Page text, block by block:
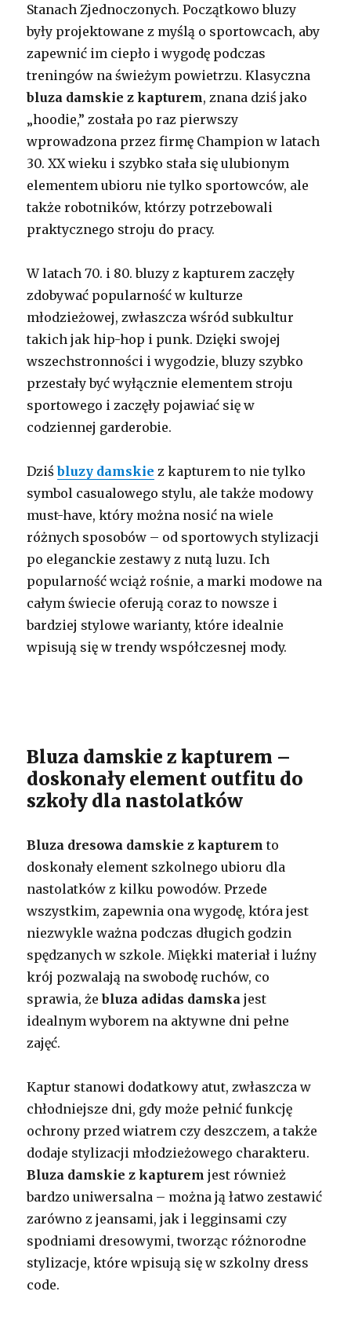
Stanach Zjednoczonych. Początkowo bluzy
były projektowane z myślą o sportowcach, aby
zapewnić im ciepło i wygodę podczas
treningów na świeżym powietrzu. Klasyczna
bluza damskie z kapturem, znana dziś jako
„hoodie,” została po raz pierwszy
wprowadzona przez firmę Champion w latach
30. XX wieku i szybko stała się ulubionym
elementem ubioru nie tylko sportowców, ale
także robotników, którzy potrzebowali
praktycznego stroju do pracy.
W latach 70. i 80. bluzy z kapturem zaczęły
zdobywać popularność w kulturze
młodzieżowej, zwłaszcza wśród subkultur
takich jak hip-hop i punk. Dzięki swojej
wszechstronności i wygodzie, bluzy szybko
przestały być wyłącznie elementem stroju
sportowego i zaczęły pojawiać się w
codziennej garderobie.
Dziśbluzy damskie z kapturem to nie tylko
symbol casualowego stylu, ale także modowy
must-have, który można nosić na wiele
różnych sposobów – od sportowych stylizacji
po eleganckie zestawy z nutą luzu. Ich
popularność wciąż rośnie, a marki modowe na
całym świecie oferują coraz to nowsze i
bardziej stylowe warianty, które idealnie
wpisują się w trendy współczesnej mody.
Bluza damskie z kapturem –
doskonały element outfitu do
szkoły dla nastolatków
Bluza dresowa damskie z kapturem to
doskonały element szkolnego ubioru dla
nastolatków z kilku powodów. Przede
wszystkim, zapewnia ona wygodę, która jest
niezwykle ważna podczas długich godzin
spędzanych w szkole. Miękki materiał i luźny
krój pozwalają na swobodę ruchów, co
sprawia, żebluza adidas damska jest
idealnym wyborem na aktywne dni pełne
zajęć.
Kaptur stanowi dodatkowy atut, zwłaszcza w
chłodniejsze dni, gdy może pełnić funkcję
ochrony przed wiatrem czy deszczem, a także
dodaje stylizacji młodzieżowego charakteru.
Bluza damskie z kapturem jest również
bardzo uniwersalna – można ją łatwo zestawić
zarówno z jeansami, jak i legginsami czy
spodniami dresowymi, tworząc różnorodne
stylizacje, które wpisują się w szkolny dress
code.